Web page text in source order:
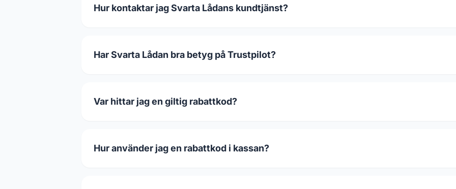
Hur kontaktar jag Svarta Lådans kundtjänst?
Har Svarta Lådan bra betyg på Trustpilot?
Var hittar jag en giltig rabattkod?
Hur använder jag en rabattkod i kassan?